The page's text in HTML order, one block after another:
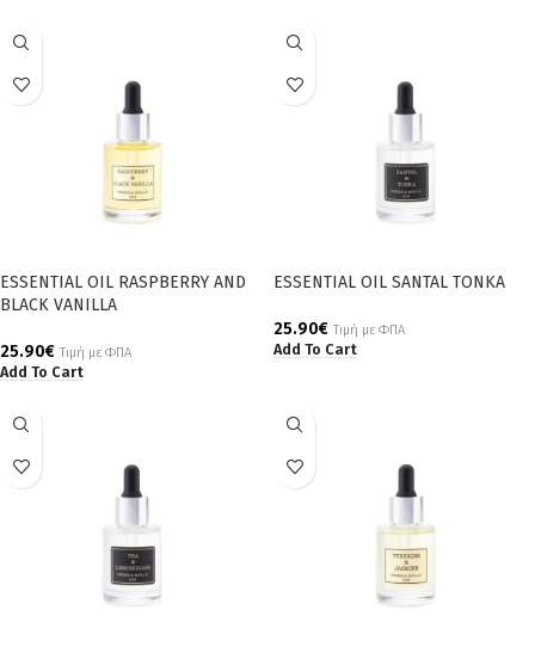
ESSENTIAL OIL RASPBERRY AND
BLACK VANILLA
25.90€ Τιμή με ΦΠΑ
Add To Cart
ESSENTIAL OIL SANTAL TONKA
25.90€ Τιμή με ΦΠΑ
Add To Cart